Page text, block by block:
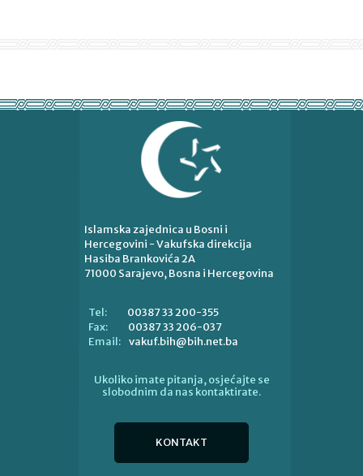
Islamska zajednica u Bosni i
Hercegovini - Vakufska direkcija
Hasiba Brankovića 2A
71000 Sarajevo, Bosna i Hercegovina
Tel:
00387 33 200-355
Fax:
00387 33 206-037
Email: vakuf.bih@bih.net.ba
Ukoliko imate pitanja, osjećajte se
slobodnim da nas kontaktirate.
KONTAKT